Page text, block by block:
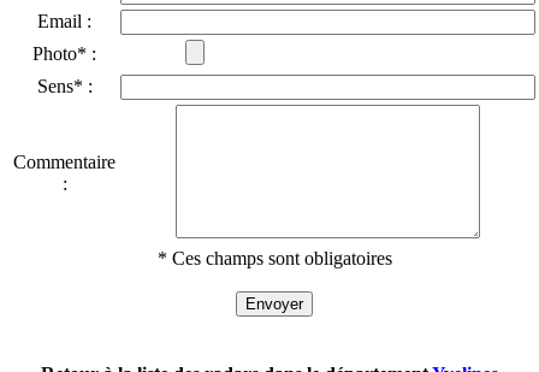
Email :
Photo* :
Sens* :
Commentaire
:
* Ces champs sont obligatoires